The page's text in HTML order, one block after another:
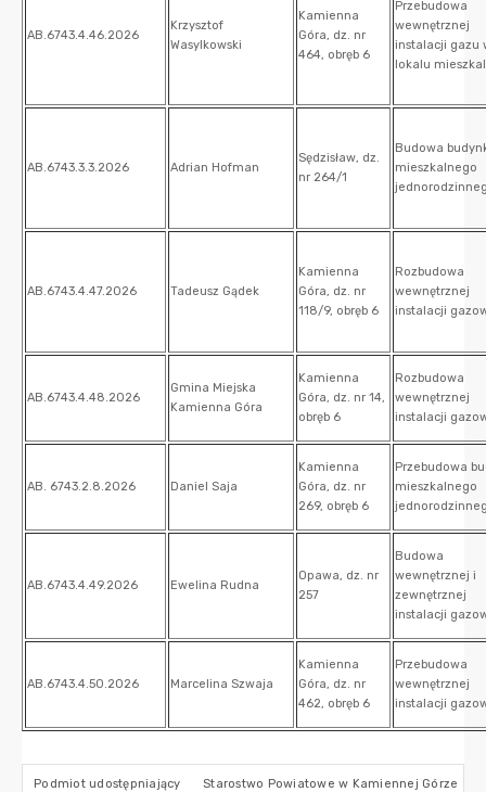
Podmiot udostępniający Starostwo Powiatowe w Kamiennej Górze